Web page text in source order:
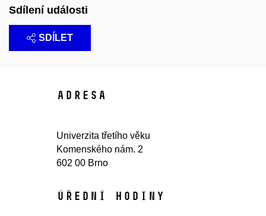
Sdílení události
SDÍLET
Adresa
Univerzita třetího věku
Komenského nám. 2
602 00 Brno
Úřední hodiny​